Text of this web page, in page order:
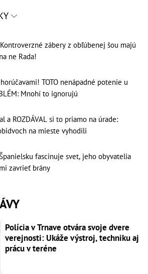
zábery z obľúbenej šou majú
dohru... Posvieti si na ne Rada!
TOTO nenápadné potenie u
Mnohí to ignorujú
a ROZDÁVAL si to priamo na úrade:
na mieste vyhodili
fascinuje svet, jeho obyvatelia
zavrieť brány
Polícia v Trnave otvára svoje dvere
verejnosti: Ukáže výstroj, techniku aj
prácu v teréne